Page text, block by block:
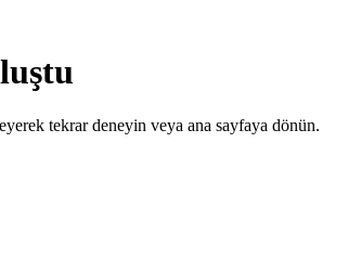
tekrar deneyin veya ana sayfaya dönün.